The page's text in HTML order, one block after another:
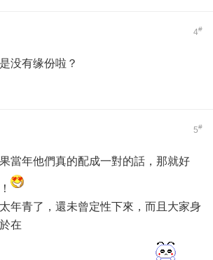
4#
没有缘份啦？
5#
當年他們真的配成一對的話，那就好
年青了，還未曾定性下來，而且大家身
在